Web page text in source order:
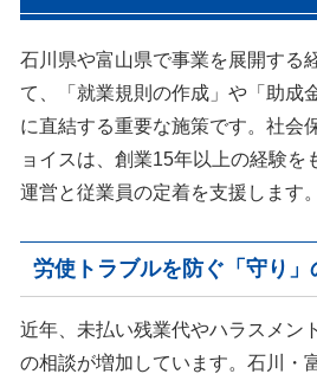
ニマムサイズから、数百名規模
の事業所で附属規程の多い、人
事総務担当者がマニュアルとし
て利用できるようなものまでサ
り組
どを
ん、
対し
せて
ぐサ
す。
石川県や富山県で事業を展開する
て、「就業規則の作成」や「助成
に直結する重要な施策です。社会
ョイスは、創業15年以上の経験を
運営と従業員の定着を支援します。
労使トラブルを防ぐ「守り
近年、未払い残業代やハラスメン
の相談が増加しています。石川・